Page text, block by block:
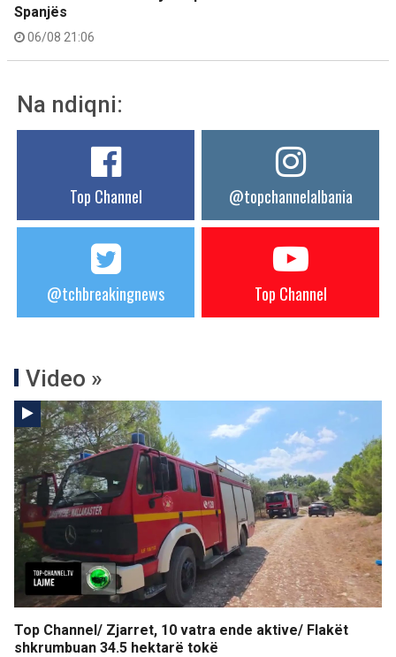
Spanjës
06/08 21:06
Na ndiqni:
Top Channel @topchannelalbania
@tchbreakingnews Top Channel
Video »
Top Channel/ Zjarret, 10 vatra ende aktive/ Flakët
shkrumbuan 34.5 hektarë tokë